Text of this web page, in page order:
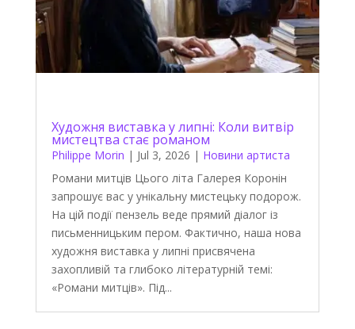
Художня виставка у липні: Коли витвір
мистецтва стає романом
Philippe Morin | Jul 3, 2026 | Новини артиста
Романи митців Цього літа Галерея Коронін
запрошує вас у унікальну мистецьку подорож.
На цій події пензель веде прямий діалог із
письменницьким пером. Фактично, наша нова
художня виставка у липні присвячена
захопливій та глибоко літературній темі:
«Романи митців». Під...